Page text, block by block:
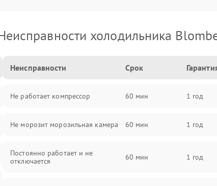
холодильника
Неисправности Срок
Не работает компрессор 60 мин 1 год
Не морозит морозильная камера 60 мин 1 год
Постоянно работает и не
отключается
60 мин 1 год